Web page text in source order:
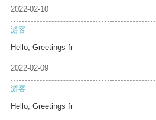
2022-02-10
游客
Hello, Greetings fr
2022-02-09
游客
Hello, Greetings fr